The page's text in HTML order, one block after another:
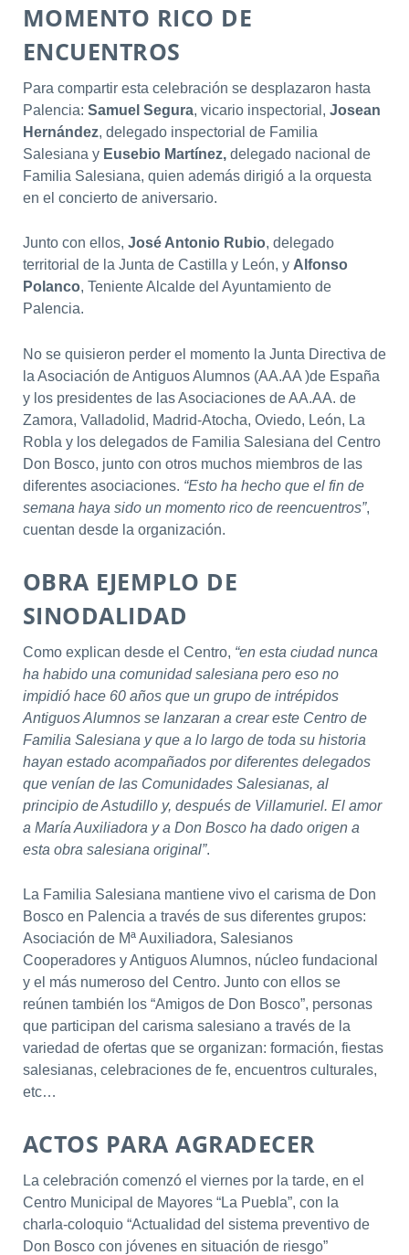
MOMENTO RICO DE
ENCUENTROS
Para compartir esta celebración se desplazaron hasta
Palencia: Samuel Segura, vicario inspectorial, Josean
Hernández, delegado inspectorial de Familia
Salesiana y Eusebio Martínez,delegado nacional de
Familia Salesiana, quien además dirigió a la orquesta
en el concierto de aniversario.
Junto con ellos, José Antonio Rubio, delegado
territorial de la Junta de Castilla y León, y Alfonso
Polanco, Teniente Alcalde del Ayuntamiento de
Palencia.
No se quisieron perder el momento la Junta Directiva de
la Asociación de Antiguos Alumnos (AA.AA )de España
y los presidentes de las Asociaciones de AA.AA. de
Zamora, Valladolid, Madrid-Atocha, Oviedo, León, La
Robla y los delegados de Familia Salesiana del Centro
Don Bosco, junto con otros muchos miembros de las
diferentes asociaciones. “Esto ha hecho que el fin de
semana haya sido un momento rico de reencuentros”,
cuentan desde la organización.
OBRA EJEMPLO DE
SINODALIDAD
Como explican desde el Centro, “en esta ciudad nunca
ha habido una comunidad salesiana pero eso no
impidió hace 60 años que un grupo de intrépidos
Antiguos Alumnos se lanzaran a crear este Centro de
Familia Salesiana y que a lo largo de toda su historia
hayan estado acompañados por diferentes delegados
que venían de las Comunidades Salesianas, al
principio de Astudillo y, después de Villamuriel. El amor
a María Auxiliadora y a Don Bosco ha dado origen a
esta obra salesiana original”.
La Familia Salesiana mantiene vivo el carisma de Don
Bosco en Palencia a través de sus diferentes grupos:
Asociación de Mª Auxiliadora, Salesianos
Cooperadores y Antiguos Alumnos, núcleo fundacional
y el más numeroso del Centro. Junto con ellos se
reúnen también los “Amigos de Don Bosco”, personas
que participan del carisma salesiano a través de la
variedad de ofertas que se organizan: formación, fiestas
salesianas, celebraciones de fe, encuentros culturales,
etc…
ACTOS PARA AGRADECER
La celebración comenzó el viernes por la tarde, en el
Centro Municipal de Mayores “La Puebla”, con la
charla-coloquio “Actualidad del sistema preventivo de
Don Bosco con jóvenes en situación de riesgo”